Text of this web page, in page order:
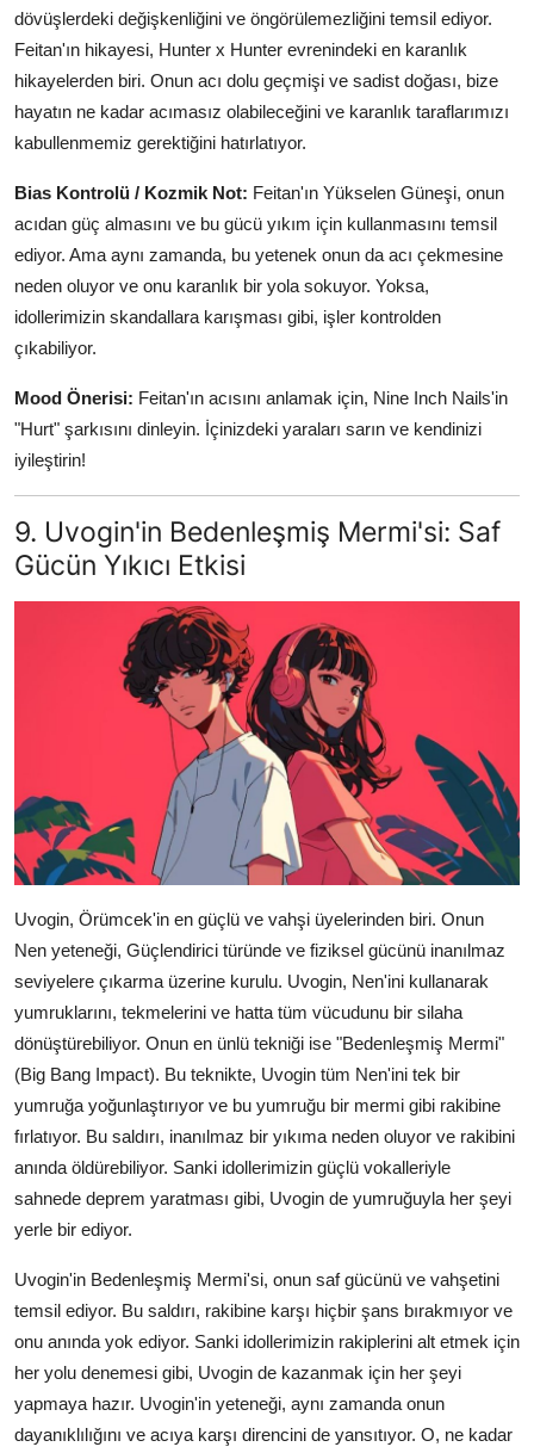
dövüşlerdeki değişkenliğini ve öngörülemezliğini temsil ediyor.
Feitan'ın hikayesi, Hunter x Hunter evrenindeki en karanlık
hikayelerden biri. Onun acı dolu geçmişi ve sadist doğası, bize
hayatın ne kadar acımasız olabileceğini ve karanlık taraflarımızı
kabullenmemiz gerektiğini hatırlatıyor.
Bias Kontrolü / Kozmik Not: Feitan'ın Yükselen Güneşi, onun
acıdan güç almasını ve bu gücü yıkım için kullanmasını temsil
ediyor. Ama aynı zamanda, bu yetenek onun da acı çekmesine
neden oluyor ve onu karanlık bir yola sokuyor. Yoksa,
idollerimizin skandallara karışması gibi, işler kontrolden
çıkabiliyor.
Mood Önerisi: Feitan'ın acısını anlamak için, Nine Inch Nails'in
"Hurt" şarkısını dinleyin. İçinizdeki yaraları sarın ve kendinizi
iyileştirin!
9. Uvogin'in Bedenleşmiş Mermi'si: Saf
Gücün Yıkıcı Etkisi
Uvogin, Örümcek'in en güçlü ve vahşi üyelerinden biri. Onun
Nen yeteneği, Güçlendirici türünde ve fiziksel gücünü inanılmaz
seviyelere çıkarma üzerine kurulu. Uvogin, Nen'ini kullanarak
yumruklarını, tekmelerini ve hatta tüm vücudunu bir silaha
dönüştürebiliyor. Onun en ünlü tekniği ise "Bedenleşmiş Mermi"
(Big Bang Impact). Bu teknikte, Uvogin tüm Nen'ini tek bir
yumruğa yoğunlaştırıyor ve bu yumruğu bir mermi gibi rakibine
fırlatıyor. Bu saldırı, inanılmaz bir yıkıma neden oluyor ve rakibini
anında öldürebiliyor. Sanki idollerimizin güçlü vokalleriyle
sahnede deprem yaratması gibi, Uvogin de yumruğuyla her şeyi
yerle bir ediyor.
Uvogin'in Bedenleşmiş Mermi'si, onun saf gücünü ve vahşetini
temsil ediyor. Bu saldırı, rakibine karşı hiçbir şans bırakmıyor ve
onu anında yok ediyor. Sanki idollerimizin rakiplerini alt etmek için
her yolu denemesi gibi, Uvogin de kazanmak için her şeyi
yapmaya hazır. Uvogin'in yeteneği, aynı zamanda onun
dayanıklılığını ve acıya karşı direncini de yansıtıyor. O, ne kadar